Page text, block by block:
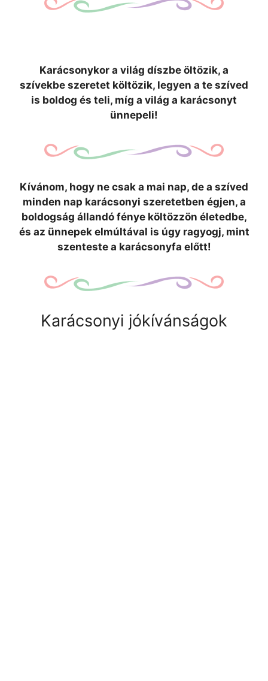
Karácsonykor a világ díszbe öltözik, a
szívekbe szeretet költözik, legyen a te szíved
is boldog és teli, míg a világ a karácsonyt
ünnepeli!
Kívánom, hogy ne csak a mai nap, de a szíved
minden nap karácsonyi szeretetben égjen, a
boldogság állandó fénye költözzön életedbe,
és az ünnepek elmúltával is úgy ragyogj, mint
szenteste a karácsonyfa előtt!
Karácsonyi jókívánságok